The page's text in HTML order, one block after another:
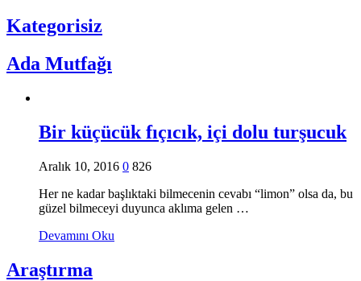
Kategorisiz
Ada Mutfağı
Bir küçücük fıçıcık, içi dolu turşucuk
Aralık 10, 2016 0 826
Her ne kadar başlıktaki bilmecenin cevabı “limon” olsa da, bu
güzel bilmeceyi duyunca aklıma gelen …
Devamını Oku
Araştırma